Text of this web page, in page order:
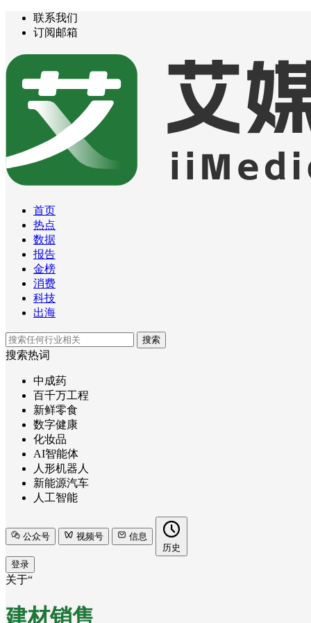
联系我们
订阅邮箱
首页
热点
数据
报告
金榜
消费
科技
出海
搜索
搜索热词
中成药
百千万工程
新鲜零食
数字健康
化妆品
AI智能体
人形机器人
新能源汽车
人工智能
公众号 视频号
信息
历史
登录
关于“
建材销售